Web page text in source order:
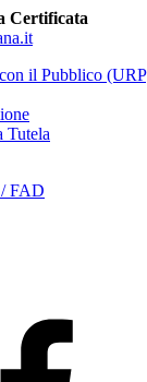
Certificata
il Pubblico
Tutela
FAD